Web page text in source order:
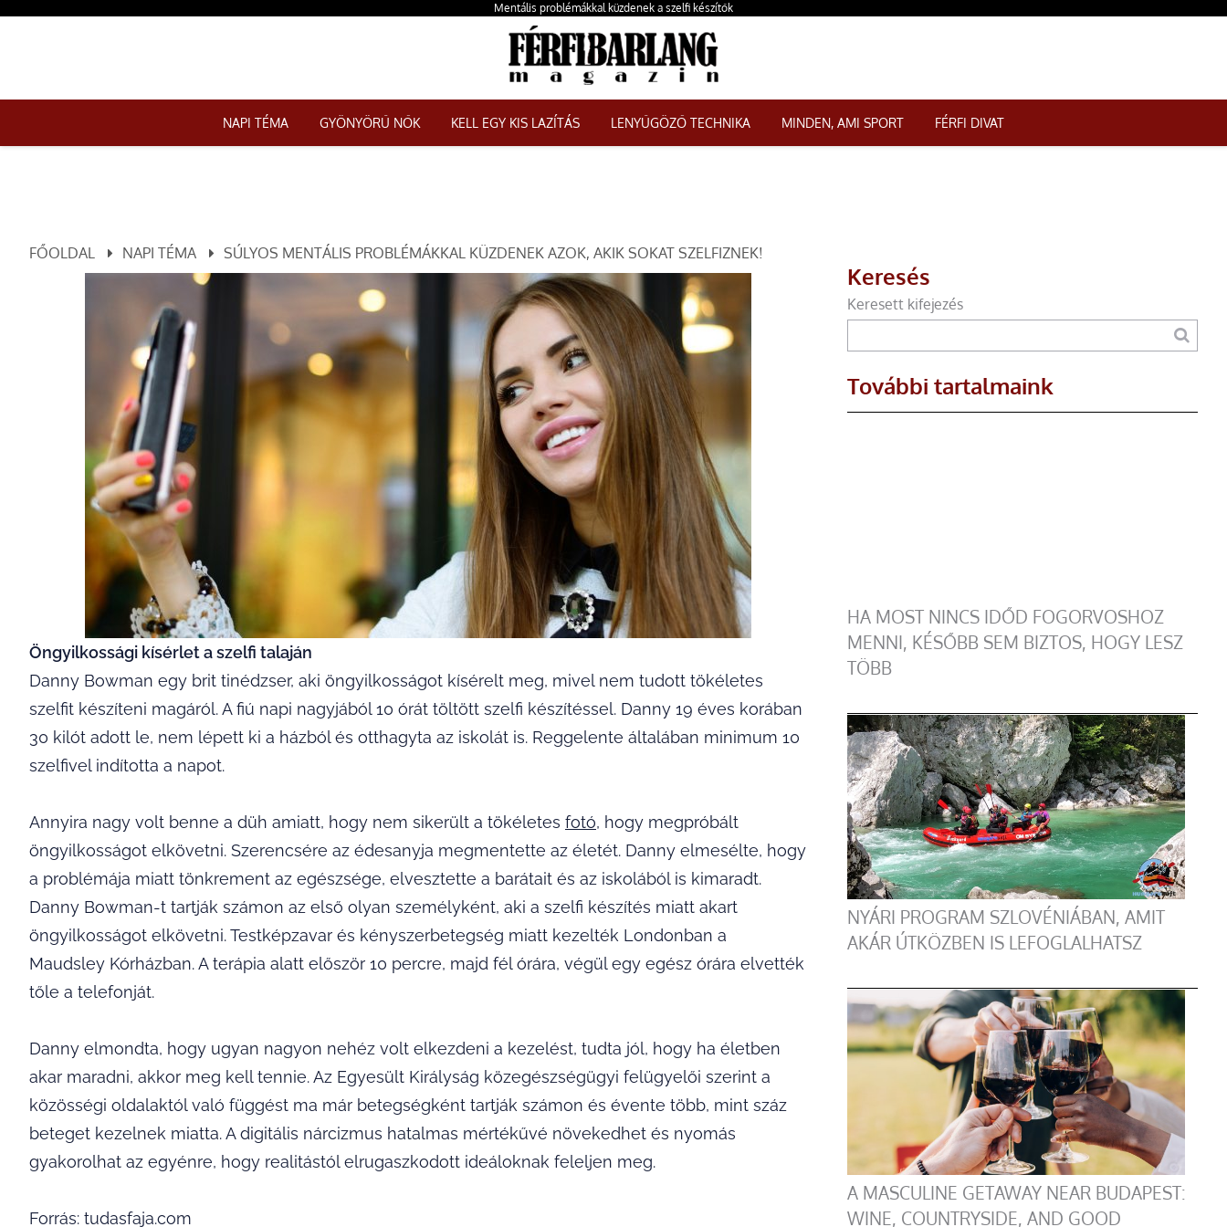
Mentális problémákkal küzdenek a szelfi készítők
NAPI TÉMA GYÖNYÖRŰ NŐK KELL EGY KIS LAZÍTÁS LENYŰGÖZŐ TECHNIKA MINDEN, AMI SPORT FÉRFI DIVAT
FŐOLDAL NAPI TÉMA SÚLYOS MENTÁLIS PROBLÉMÁKKAL KÜZDENEK AZOK, AKIK SOKAT SZELFIZNEK!
Öngyilkossági kísérlet a szelfi talaján
Danny Bowman egy brit tinédzser, aki öngyilkosságot kísérelt meg, mivel nem tudott tökéletes
szelfit készíteni magáról. A fiú napi nagyjából 10 órát töltött szelfi készítéssel. Danny 19 éves korában
30 kilót adott le, nem lépett ki a házból és otthagyta az iskolát is. Reggelente általában minimum 10
szelfivel indította a napot.
Annyira nagy volt benne a düh amiatt, hogy nem sikerült a tökéletes fotó, hogy megpróbált
öngyilkosságot elkövetni. Szerencsére az édesanyja megmentette az életét. Danny elmesélte, hogy
a problémája miatt tönkrement az egészsége, elvesztette a barátait és az iskolából is kimaradt.
Danny Bowman-t tartják számon az első olyan személyként, aki a szelfi készítés miatt akart
öngyilkosságot elkövetni. Testképzavar és kényszerbetegség miatt kezelték Londonban a
Maudsley Kórházban. A terápia alatt először 10 percre, majd fél órára, végül egy egész órára elvették
tőle a telefonját.
Danny elmondta, hogy ugyan nagyon nehéz volt elkezdeni a kezelést, tudta jól, hogy ha életben
akar maradni, akkor meg kell tennie. Az Egyesült Királyság közegészségügyi felügyelői szerint a
közösségi oldalaktól való függést ma már betegségként tartják számon és évente több, mint száz
beteget kezelnek miatta. A digitális nárcizmus hatalmas mértékűvé növekedhet és nyomás
gyakorolhat az egyénre, hogy realitástól elrugaszkodott ideáloknak feleljen meg.
Forrás: tudasfaja.com
Keresés
Keresett kifejezés
További tartalmaink
HA MOST NINCS IDŐD FOGORVOSHOZ
MENNI, KÉSŐBB SEM BIZTOS, HOGY LESZ
TÖBB
NYÁRI PROGRAM SZLOVÉNIÁBAN, AMIT
AKÁR ÚTKÖZBEN IS LEFOGLALHATSZ
A MASCULINE GETAWAY NEAR BUDAPEST:
WINE, COUNTRYSIDE, AND GOOD